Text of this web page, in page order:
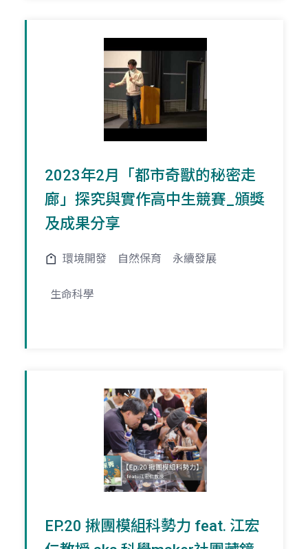
2023年2月「都市奇獸的秘密走
廊」探究與實作高中生競賽_頒獎
及成果分享
環境開發 自然保育 永續發展
生命科學
EP.20 揪團模組科勢力 feat. 江宏